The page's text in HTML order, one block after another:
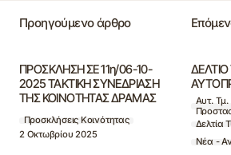
Προηγούμενο άρθρο
ΠΡΟΣΚΛΗΣΗ ΣΕ 11η/06-10-
2025 ΤΑΚΤΙΚΗ ΣΥΝΕΔΡΙΑΣΗ
ΤΗΣ ΚΟΙΝΟΤΗΤΑΣ ΔΡΑΜΑΣ
Προσκλήσεις Κοινότητας
2 Οκτωβρίου 2025
Αυτ. Τμ.
Δελτία
Νέα -